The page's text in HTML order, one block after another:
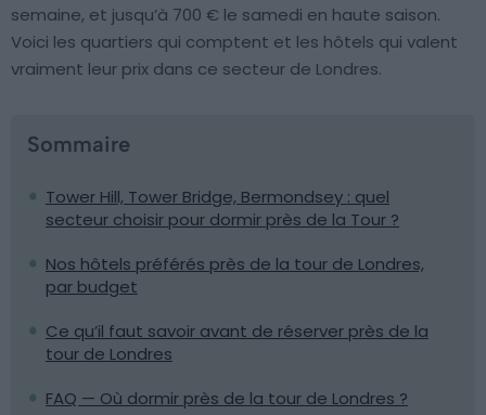
semaine, et jusqu’à 700 € le samedi en haute saison.
Voici les quartiers qui comptent et les hôtels qui valent
vraiment leur prix dans ce secteur de Londres.
Sommaire
Tower Hill, Tower Bridge, Bermondsey : quel
secteur choisir pour dormir près de la Tour ?
Nos hôtels préférés près de la tour de Londres,
par budget
Ce qu’il faut savoir avant de réserver près de la
tour de Londres
FAQ — Où dormir près de la tour de Londres ?